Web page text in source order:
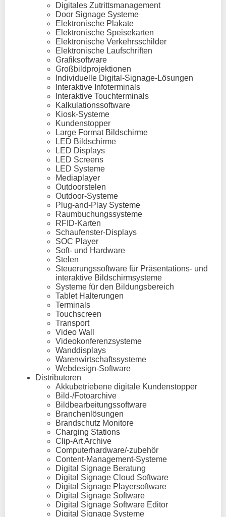
Digitales Zutrittsmanagement
Door Signage Systeme
Elektronische Plakate
Elektronische Speisekarten
Elektronische Verkehrsschilder
Elektronische Laufschriften
Grafiksoftware
Großbildprojektionen
Individuelle Digital-Signage-Lösungen
Interaktive Infoterminals
Interaktive Touchterminals
Kalkulationssoftware
Kiosk-Systeme
Kundenstopper
Large Format Bildschirme
LED Bildschirme
LED Displays
LED Screens
LED Systeme
Mediaplayer
Outdoorstelen
Outdoor-Systeme
Plug-and-Play Systeme
Raumbuchungssysteme
RFID-Karten
Schaufenster-Displays
SOC Player
Soft- und Hardware
Stelen
Steuerungssoftware für Präsentations- und
interaktive Bildschirmsysteme
Systeme für den Bildungsbereich
Tablet Halterungen
Terminals
Touchscreen
Transport
Video Wall
Videokonferenzsysteme
Wanddisplays
Warenwirtschaftssysteme
Webdesign-Software
Distributoren
Akkubetriebene digitale Kundenstopper
Bild-/Fotoarchive
Bildbearbeitungssoftware
Branchenlösungen
Brandschutz Monitore
Charging Stations
Clip-Art Archive
Computerhardware/-zubehör
Content-Management-Systeme
Digital Signage Beratung
Digital Signage Cloud Software
Digital Signage Playersoftware
Digital Signage Software
Digital Signage Software Editor
Digital Signage Systeme